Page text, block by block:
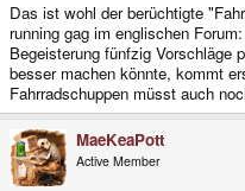
Das ist wohl der berüchtigte
running gag im englischen
Begeisterung fünfzig Vorschläge
besser machen könnte, kommt
Fahrradschuppen müsst auch
MaeKeaPott
Active Member